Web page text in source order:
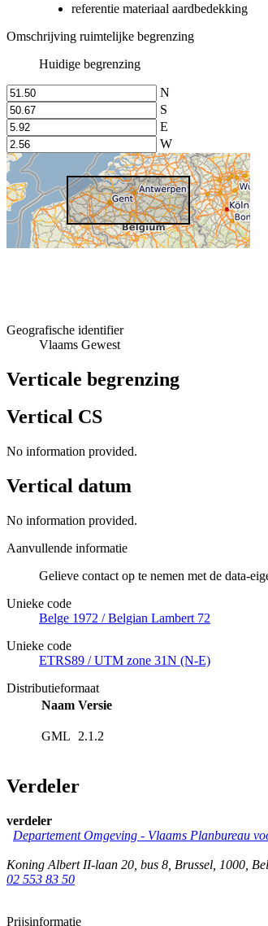
referentie materiaal aardbedekking
Omschrijving ruimtelijke begrenzing
Huidige begrenzing
N
S
E
W
Geografische identifier
Vlaams Gewest
Verticale begrenzing
Vertical CS
No information provided.
Vertical datum
No information provided.
Aanvullende informatie
Gelieve contact op te nemen met de data-
Unieke code
Belge 1972 / Belgian Lambert 72
Unieke code
ETRS89 / UTM zone 31N (N-E)
Distributieformaat
Naam Versie
GML 2.1.2
Verdeler
verdeler
Departement Omgeving - Vlaams Planbureau
Koning Albert II-laan 20, bus 8 Brussel 1000
02 553 83 50
Prijsinformatie